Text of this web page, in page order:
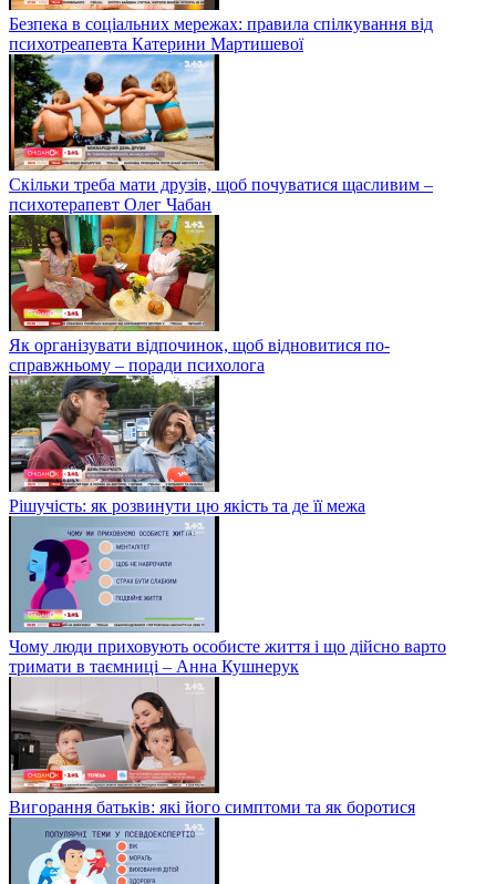
Безпека в соціальних мережах: правила спілкування від
психотреапевта Катерини Мартишевої
Скільки треба мати друзів, щоб почуватися щасливим –
психотерапевт Олег Чабан
Як організувати відпочинок, щоб відновитися по-
справжньому – поради психолога
Рішучість: як розвинути цю якість та де її межа
Чому люди приховують особисте життя і що дійсно варто
тримати в таємниці – Анна Кушнерук
Вигорання батьків: які його симптоми та як боротися